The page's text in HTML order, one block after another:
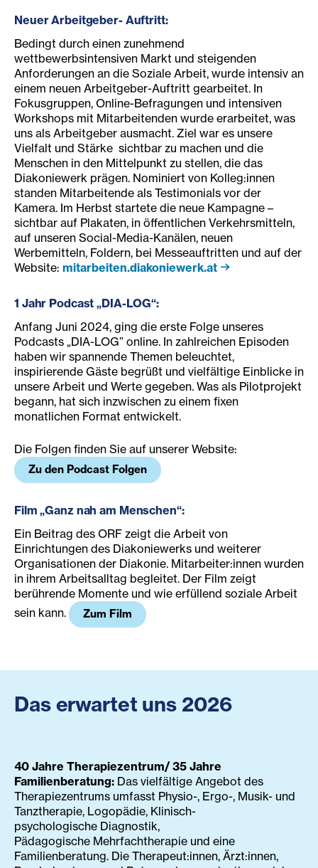
Neuer Arbeitgeber- Auftritt:
Bedingt durch einen zunehmend
wettbewerbsintensiven Markt und steigenden
Anforderungen an die Soziale Arbeit, wurde intensiv an
einem neuen Arbeitgeber-Auftritt gearbeitet. In
Fokusgruppen, Online-Befragungen und intensiven
Workshops mit Mitarbeitenden wurde erarbeitet, was
uns als Arbeitgeber ausmacht. Ziel war es unsere
Vielfalt und Stärke sichtbar zu machen und die
Menschen in den Mittelpunkt zu stellen, die das
Diakoniewerk prägen. Nominiert von Kolleg:innen
standen Mitarbeitende als Testimonials vor der
Kamera. Im Herbst startete die neue Kampagne –
sichtbar auf Plakaten, in öffentlichen Verkehrsmitteln,
auf unseren Social-Media-Kanälen, neuen
Werbemitteln, Foldern, bei Messeauftritten und auf der
Website: mitarbeiten.diakoniewerk.at
1 Jahr Podcast „DIA-LOG“:
Anfang Juni 2024, ging die erste Folge unseres
Podcasts „DIA-LOG” online. In zahlreichen Episoden
haben wir spannende Themen beleuchtet,
inspirierende Gäste begrüßt und vielfältige Einblicke in
unsere Arbeit und Werte gegeben. Was als Pilotprojekt
begann, hat sich inzwischen zu einem fixen
monatlichen Format entwickelt.
Die Folgen finden Sie auf unserer Website:
Zu den Podcast Folgen
Film „Ganz nah am Menschen“:
Ein Beitrag des ORF zeigt die Arbeit von
Einrichtungen des Diakoniewerks und weiterer
Organisationen der Diakonie. Mitarbeiter:innen wurden
in ihrem Arbeitsalltag begleitet. Der Film zeigt
berührende Momente und wie erfüllend soziale Arbeit
sein kann.
Zum Film
Das erwartet uns 2026
40 Jahre Therapiezentrum/ 35 Jahre
Familienberatung: Das vielfältige Angebot des
Therapiezentrums umfasst Physio-, Ergo-, Musik- und
Tanztherapie, Logopädie, Klinisch-
psychologische Diagnostik,
Pädagogische Mehrfachtherapie und eine
Familienberatung. Die Therapeut:innen, Ärzt:innen,